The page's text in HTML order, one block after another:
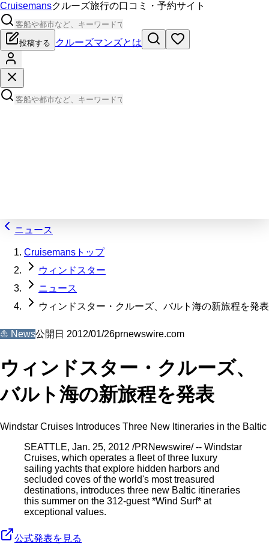
Cruisemansクルーズ旅行の口コミ・予約サイト
投稿する クルーズマンズとは
ニュース
Cruisemansトップ
ウィンドスター
ニュース
ウィンドスター・クルーズ、バルト海の新旅程を発表
⛵ News公開日 2012/01/26prnewswire.com
ウィンドスター・クルーズ、
バルト海の新旅程を発表
Windstar Cruises Introduces Three New Itineraries in the Baltic
SEATTLE, Jan. 25, 2012 /PRNewswire/ -- Windstar
Cruises, which operates a fleet of three luxury
sailing yachts that explore hidden harbors and
secluded coves of the world's most treasured
destinations, introduces three new Baltic itineraries
this summer on the 312-guest *Wind Surf* at
exceptional values.
公式発表を見る